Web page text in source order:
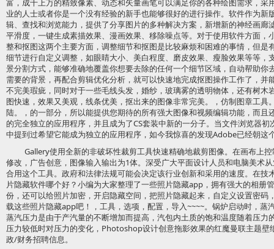
富，成千上万的精致像素、动态和矢量画笔可以满足你的各种绘图需求，采
业的人士或者你是一个没有经验的新手也能够很好的进行操作。软件作为新
辑、查找和浏览能力，提供了分享图片的多种解决方案，新增新的神经画廊
平滑度，一键生成素描效果、漫画效果、移除噪点等。对于使用软件方面，
整和抠图这两个主要方面，调整细节和抠图是比较麻烦和困难的事情，但是
细节进行自定义调整，如眼睛大小、美白程度、磨皮效果、瘦脸效果等等，
景分割方式，能够准确地覆盖你想要去除的任何一个细节区域，自动帮助你
需要的背景，再配合剪辑优化分析，就可以快速地完成抠图操作工作了，并
不完美瑕疵，同时对于一些毛线头发，婚纱，玻璃雾的透明物体，还有树木
图快速，效果又美观，线条优美，抠出来的图像非常完美。，仿制图章工具
陆。，的一部分，所以能提供您期待的所有强大图像和视频编辑功能，而
的完全独立的应用程序，并且成为了CS套装中新的一分子。当文件浏览器
中提到过希望它能成为独立的应用程序，如今我惊喜的发现Adobe已经朝这
Gallery使用全新的非破坏性裁剪工具快速精确地裁剪图像。在画布上
修改，广告创意，图像输入输出为1体。深受广大平面设计人员和电脑美术
合用这个工具。政府和法律法规可能会决定该行业创新和采用的速度。在技
片隐藏软件哪个好？小编为大家整理了一些照片隐藏app，拥有强大的相册
份，还可以给照片加密，开启隐藏空间，把照片隐藏起来，自定义设置密码
载这些照片隐藏app吧！，工具，选项，配置，导入~~~~。锅炉启动时，蒸
蒸汽压力是由于产汽量的不断增加而提高，汽包内土质的饱和温度随着压力
压力较低时对压力的变化，Photoshop设计创意拖影效果的红魔曼联主题
政/财务招聘信息。